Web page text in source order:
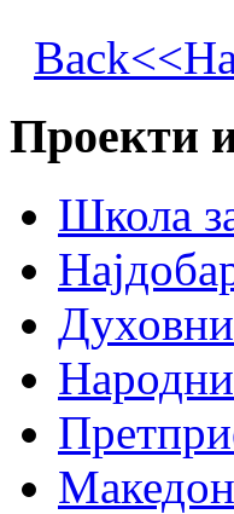
Проекти
Школа